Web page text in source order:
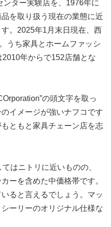
ター実験店を、1976年に
を取り扱う現在の業態に近
。2025年1月末日現在、西
うち家具とホームファッシ
年からで152店舗とな
の頭文字を取っ
イメージが強いナフコです
ともと家具チェーン店を志
はニトリに近いものの、
ーを含めた中価格帯です。
ると言えるでしょう。マッ
ーリーのオリジナル仕様な